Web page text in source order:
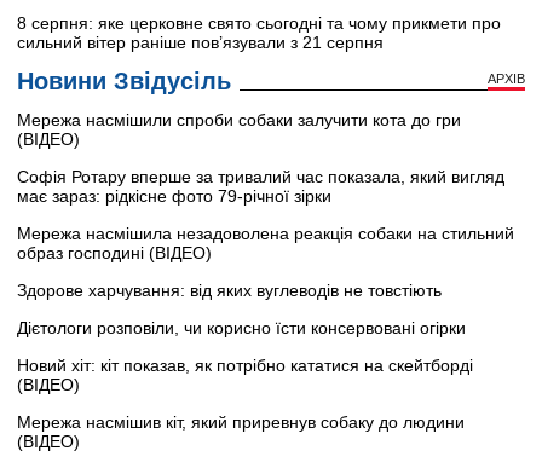
8 серпня: яке церковне свято сьогодні та чому прикмети про
сильний вітер раніше пов’язували з 21 серпня
Новини Звідусіль АРХІВ
Мережа насмішили спроби собаки залучити кота до гри
(ВІДЕО)
Софія Ротару вперше за тривалий час показала, який вигляд
має зараз: рідкісне фото 79-річної зірки
Мережа насмішила незадоволена реакція собаки на стильний
образ господині (ВІДЕО)
Здорове харчування: від яких вуглеводів не товстіють
Дієтологи розповіли, чи корисно їсти консервовані огірки
Новий хіт: кіт показав, як потрібно кататися на скейтборді
(ВІДЕО)
Мережа насмішив кіт, який приревнув собаку до людини
(ВІДЕО)